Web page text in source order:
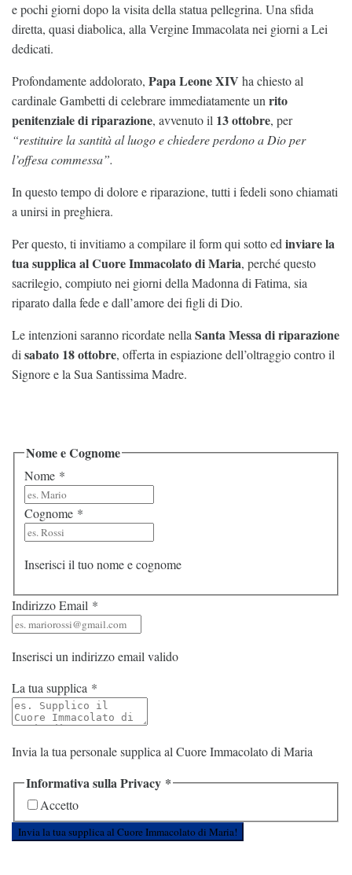
e pochi giorni dopo la visita della statua pellegrina. Una sfida
diretta, quasi diabolica, alla Vergine Immacolata nei giorni a Lei
dedicati.
Profondamente addolorato, Papa Leone XIV ha chiesto al
cardinale Gambetti di celebrare immediatamente unrito
penitenziale di riparazione, avvenuto il 13 ottobre, per
“restituire la santità al luogo e chiedere perdono a Dio per
l’offesa commessa”.
In questo tempo di dolore e riparazione, tutti i fedeli sono chiamati
a unirsi in preghiera.
Per questo, ti invitiamo a compilare il form qui sotto edinviare la
tua supplica al Cuore Immacolato di Maria, perché questo
sacrilegio, compiuto nei giorni della Madonna di Fatima, sia
riparato dalla fede e dall’amore dei figli di Dio.
Le intenzioni saranno ricordate nellaSanta Messa di riparazione
disabato 18 ottobre, offerta in espiazione dell’oltraggio contro il
Signore e la Sua Santissima Madre.
Nome e Cognome
Nome *
Cognome *
Inserisci il tuo nome e cognome
Indirizzo Email *
Inserisci un indirizzo email valido
La tua supplica *
Invia la tua personale supplica al Cuore Immacolato di Maria
Informativa sulla Privacy *
Accetto
Invia la tua supplica al Cuore Immacolato di Maria!